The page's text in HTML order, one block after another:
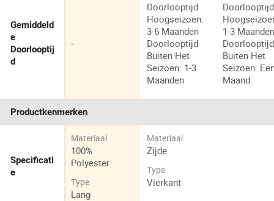
Gemiddeld
e
Doorlooptij
d
-
Doorlooptijd
Hoogseizoen:
3-6 Maanden
Doorlooptijd
Buiten Het
Seizoen: 1-3
Maanden
Doorlooptijd
1-3
Doorlooptijd
Buiten Het
Seizoen:
Maand
Productkenmerken
Specificati
e
Materiaal
100%
Polyester
Type
Lang
Materiaal
Zijde
Type
Vierkant